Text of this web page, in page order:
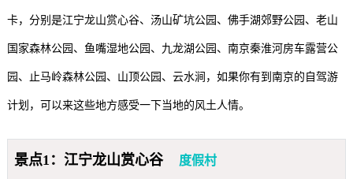
选车推荐
充电站
用车百科
销量榜
经销商
卡，分别是江宁龙山赏心谷、汤山矿坑公园、佛手湖郊野公园、老山
国家森林公园、鱼嘴湿地公园、九龙湖公园、南京秦淮河房车露营公
园、止马岭森林公园、山顶公园、云水涧，如果你有到南京的自驾游
计划，可以来这些地方感受一下当地的风土人情。
景点1：江宁龙山赏心谷 度假村